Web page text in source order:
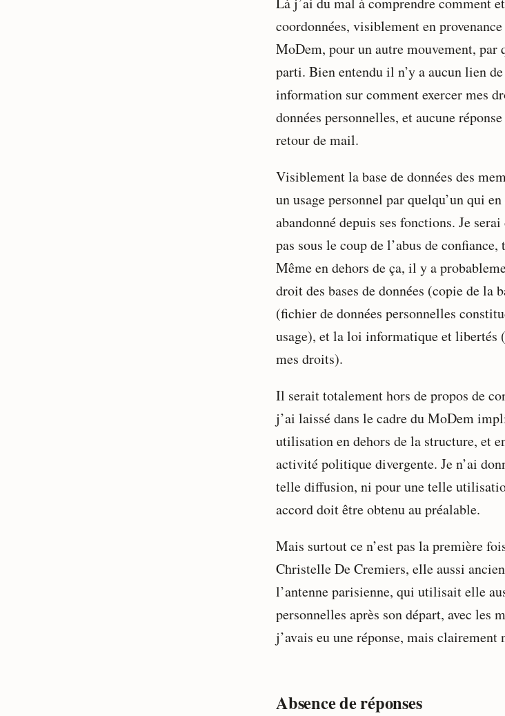
coordonnées, visiblement en
MoDem, pour un autre mouvement, par
parti. Bien entendu il n’y a aucun lien
information sur comment exercer mes
données personnelles, et aucune
retour de mail.
Visiblement la base de données des
un usage personnel par quelqu’un qui
abandonné depuis ses fonctions. Je
pas sous le coup de l’abus de
Même en dehors de ça, il y a
droit des bases de données (copie de la
(fichier de données personnelles
usage), et la loi informatique et libertés
mes droits).
Il serait totalement hors de propos de
j’ai laissé dans le cadre du MoDem
utilisation en dehors de la structure, et
activité politique divergente. Je n’ai
telle diffusion, ni pour une telle
accord doit être obtenu au préalable.
Mais surtout ce n’est pas la première
Christelle De Cremiers, elle aussi
l’antenne parisienne, qui utilisait elle
personnelles après son départ, avec les
j’avais eu une réponse, mais clairement
Absence de réponses